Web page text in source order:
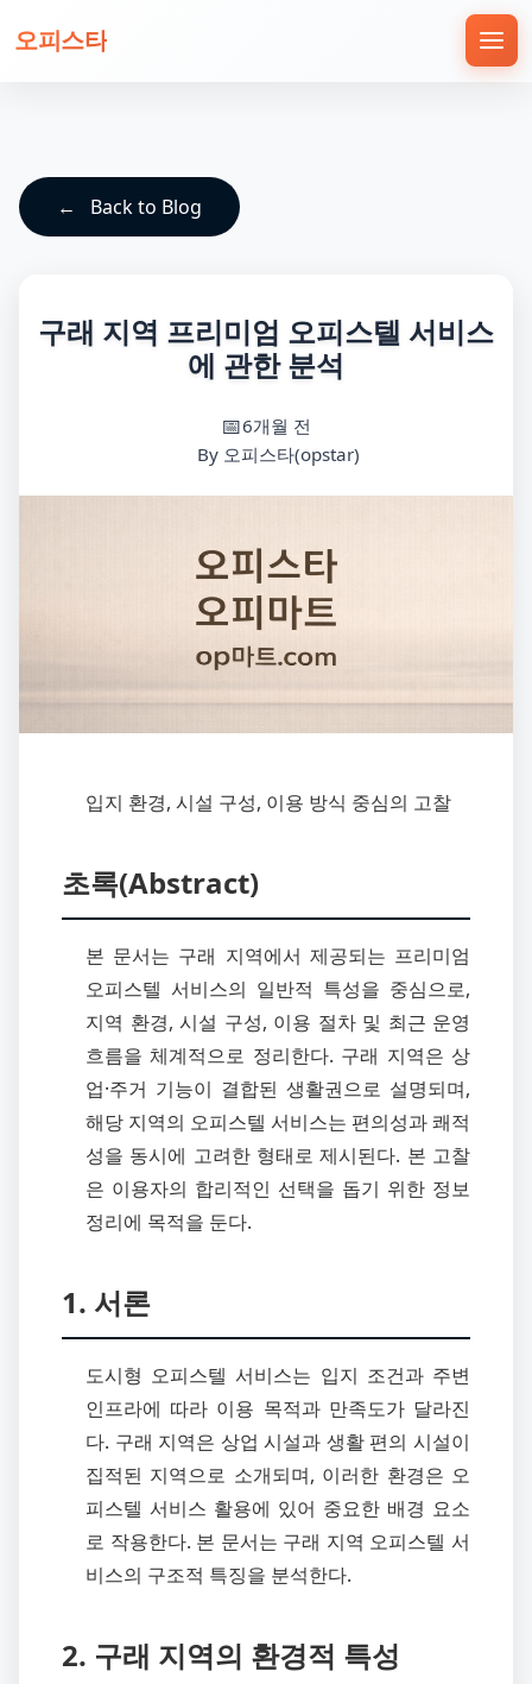
오피스타
Back to Blog
구래 지역 프리미엄 오피스텔 서비스
에 관한 분석
6개월 전
By 오피스타(opstar)
입지 환경, 시설 구성, 이용 방식 중심의 고찰
초록(Abstract)
본 문서는 구래 지역에서 제공되는 프리미엄
오피스텔 서비스의 일반적 특성을 중심으로,
지역 환경, 시설 구성, 이용 절차 및 최근 운영
흐름을 체계적으로 정리한다. 구래 지역은 상
업·주거 기능이 결합된 생활권으로 설명되며,
해당 지역의 오피스텔 서비스는 편의성과 쾌적
성을 동시에 고려한 형태로 제시된다. 본 고찰
은 이용자의 합리적인 선택을 돕기 위한 정보
정리에 목적을 둔다.
1. 서론
도시형 오피스텔 서비스는 입지 조건과 주변
인프라에 따라 이용 목적과 만족도가 달라진
다. 구래 지역은 상업 시설과 생활 편의 시설이
집적된 지역으로 소개되며, 이러한 환경은 오
피스텔 서비스 활용에 있어 중요한 배경 요소
로 작용한다. 본 문서는 구래 지역 오피스텔 서
비스의 구조적 특징을 분석한다.
2. 구래 지역의 환경적 특성